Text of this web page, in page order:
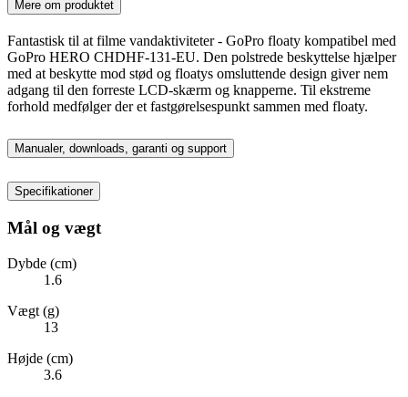
Mere om produktet
Fantastisk til at filme vandaktiviteter - GoPro floaty kompatibel med
GoPro HERO CHDHF-131-EU. Den polstrede beskyttelse hjælper
med at beskytte mod stød og floatys omsluttende design giver nem
adgang til den forreste LCD-skærm og knapperne. Til ekstreme
forhold medfølger der et fastgørelsespunkt sammen med floaty.
Manualer, downloads, garanti og support
Specifikationer
Mål og vægt
Dybde (cm)
1.6
Vægt (g)
13
Højde (cm)
3.6